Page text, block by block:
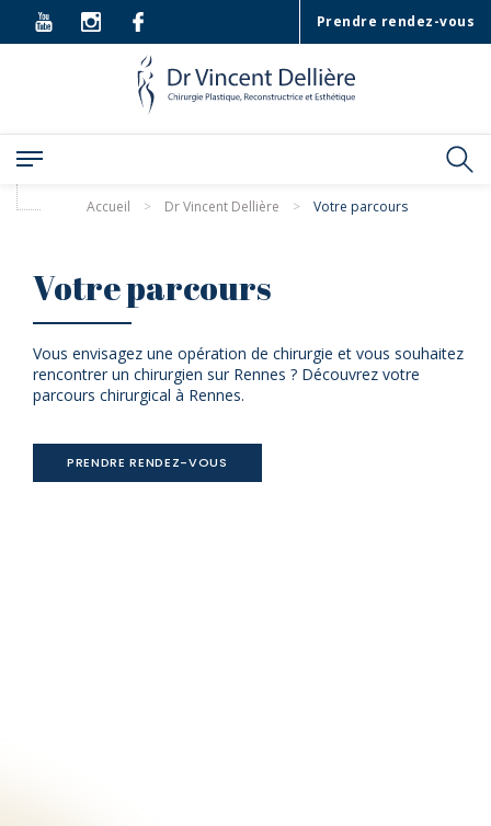
Prendre rendez-vous
Accueil > Dr Vincent Dellière > Votre parcours
Votre parcours
Vous envisagez une opération de chirurgie et vous souhaitez
rencontrer un chirurgien sur Rennes ? Découvrez votre
parcours chirurgical à Rennes.
PRENDRE RENDEZ-VOUS